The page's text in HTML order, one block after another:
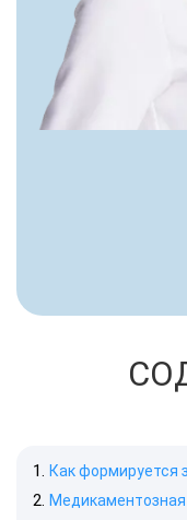
Как формируется
Медикаментозная